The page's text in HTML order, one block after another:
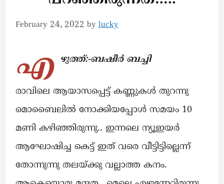
February 24, 2022 by lucky
എ ഴുത്ത്:-ബഷീർ ബച്ചി
രാവിലെ ആയാസപ്പെട്ട് കണ്ണുകൾ തുറന്നു
മൊബൈലിൽ നോക്കിയപ്പോൾ സമയം 10
മണി കഴിഞ്ഞിരുന്നു.. ഇന്നലെ ന്യൂഇയർ
ആഘോഷിച്ച കെട്ട് ഇത് വരെ വീട്ടിട്ടില്ലെന്ന്
തോന്നുന്നു തലയ്ക്കു വല്ലാത്ത കനം.